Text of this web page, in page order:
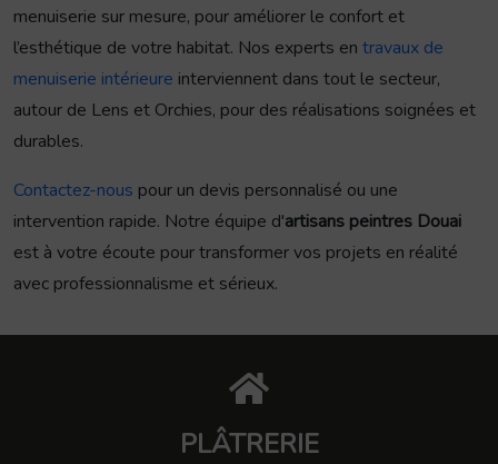
menuiserie sur mesure, pour améliorer le confort et
l’esthétique de votre habitat. Nos experts en travaux de
menuiserie intérieure interviennent dans tout le secteur,
autour de Lens et Orchies, pour des réalisations soignées et
durables.
Contactez-nous pour un devis personnalisé ou une
intervention rapide. Notre équipe d'artisans peintres Douai
est à votre écoute pour transformer vos projets en réalité
avec professionnalisme et sérieux.
PLÂTRERIE